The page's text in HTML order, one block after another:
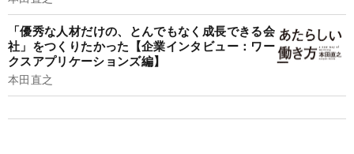
「優秀な人材だけの、とんでもなく成長できる会
社」をつくりたかった【企業インタビュー：ワー
クスアプリケーションズ編】
本田直之